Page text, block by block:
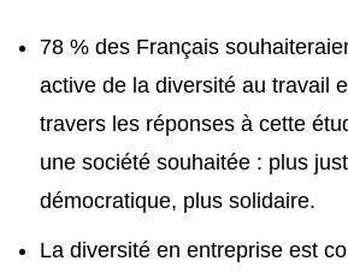
78 % des Français
active de la diversité au travail
travers les réponses à cette
une société souhaitée : plus
démocratique, plus solidaire.
La diversité en entreprise est